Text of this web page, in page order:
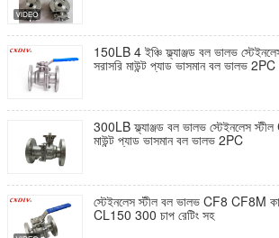
150LB 4 ইঞ্চি ফ্ল্যাঞ্জড বল ভালভ
সরাসরি মাউন্ট প্যাড ভাসমান বল ভালভ 2PC
300LB ফ্ল্যাঞ্জড বল ভালভ স্টেইনলেস
মাউন্ট প্যাড ভাসমান বল ভালভ 2PC
স্টেইনলেস স্টীল বল ভালভ CF8 CF8M
CL150 300 চাপ রেটিং সহ